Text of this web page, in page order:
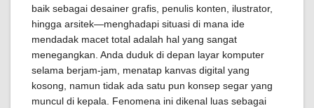
baik sebagai desainer grafis, penulis konten, ilustrator,
hingga arsitek—menghadapi situasi di mana ide
mendadak macet total adalah hal yang sangat
menegangkan. Anda duduk di depan layar komputer
selama berjam-jam, menatap kanvas digital yang
kosong, namun tidak ada satu pun konsep segar yang
muncul di kepala. Fenomena ini dikenal luas sebagai